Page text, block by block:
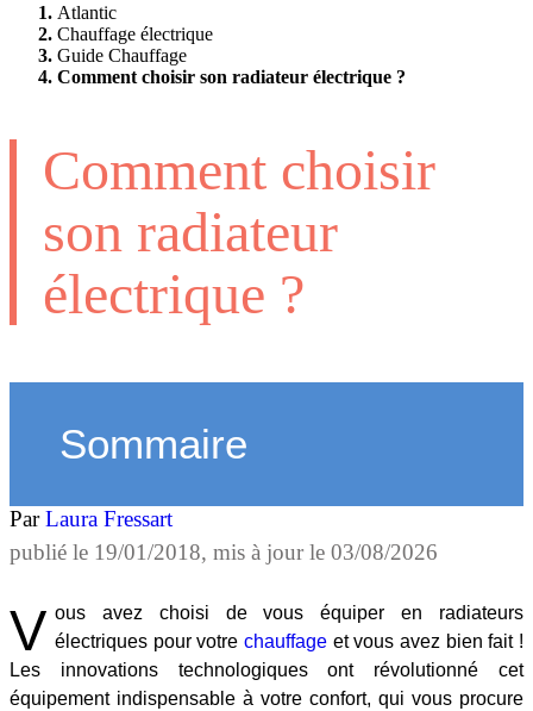
Atlantic
Chauffage électrique
Guide Chauffage
Comment choisir son radiateur électrique ?
Comment choisir
son radiateur
électrique ?
Sommaire
ParLaura Fressart
publié le 19/01/2018, mis à jour le 03/08/2026
V ous avez choisi de vous équiper en radiateurs
électriques pour votrechauffage et vous avez bien fait !
Les innovations technologiques ont révolutionné cet
équipement indispensable à votre confort, qui vous procure